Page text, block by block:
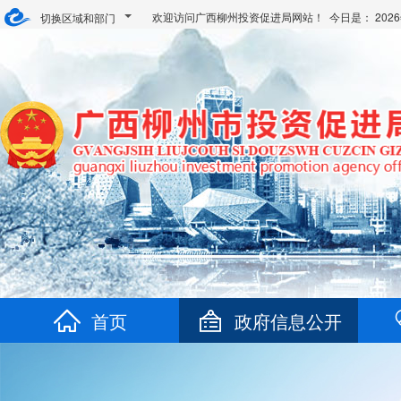
切换区域和部门 欢迎访问广西柳州投资促进局网站！ 今日是：
首页 政府信息公开